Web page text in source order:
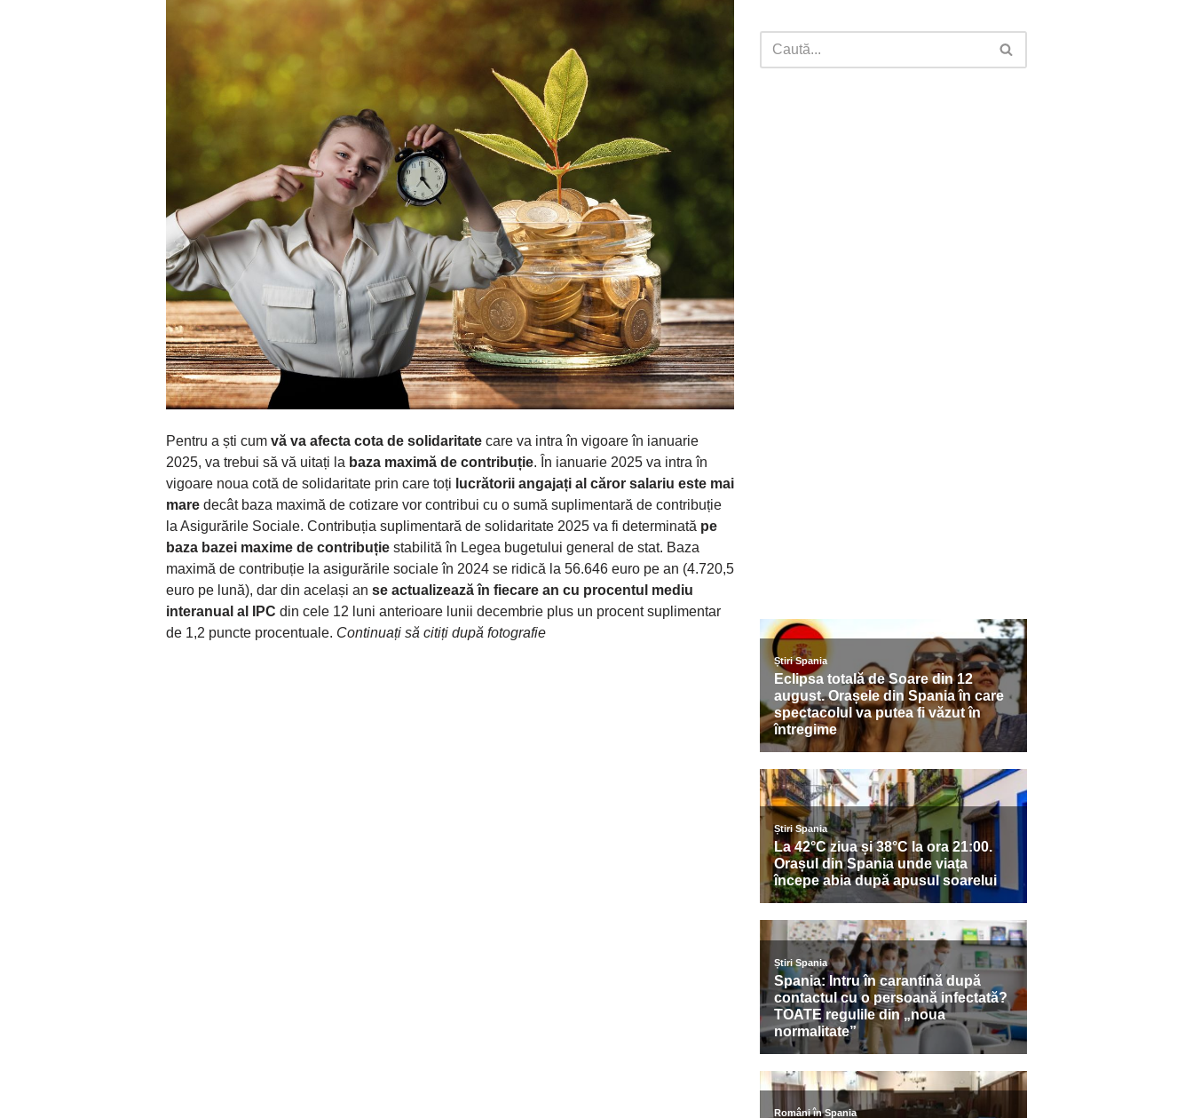
Pentru a ști cum vă va afecta cota de solidaritate care va intra în vigoare în ianuarie
2025, va trebui să vă uitați la baza maximă de contribuție. În ianuarie 2025 va intra în
vigoare noua cotă de solidaritate prin care toți lucrătorii angajați al căror salariu este mai
mare decât baza maximă de cotizare vor contribui cu o sumă suplimentară de contribuție
la Asigurările Sociale. Contribuția suplimentară de solidaritate 2025 va fi determinată pe
baza bazei maxime de contribuție stabilită în Legea bugetului general de stat. Baza
maximă de contribuție la asigurările sociale în 2024 se ridică la 56.646 euro pe an (4.720,5
euro pe lună), dar din același an se actualizează în fiecare an cu procentul mediu
interanual al IPC din cele 12 luni anterioare lunii decembrie plus un procent suplimentar
de 1,2 puncte procentuale. Continuați să citiți după fotografie